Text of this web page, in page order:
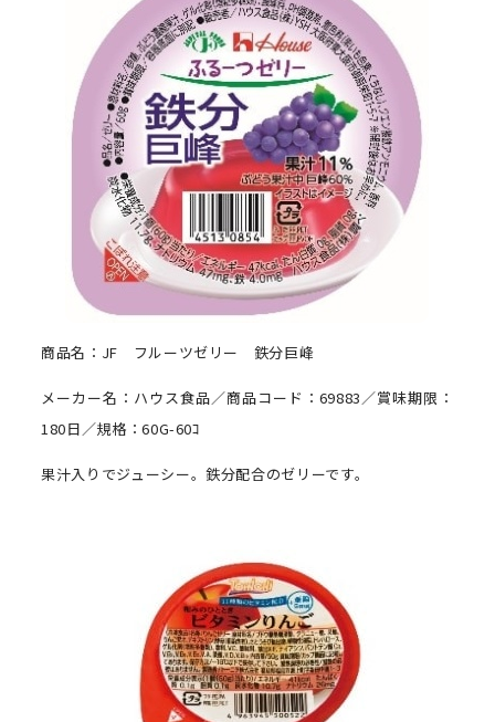
商品名：JF フルーツゼリー 鉄分巨峰
メーカー名：ハウス食品／商品コード：69883／賞味期限：
180日／規格：60G-60ｺ
果汁入りでジューシー。鉄分配合のゼリーです。